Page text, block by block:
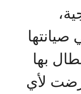
صيانتها
بها
لأي